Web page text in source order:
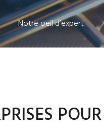
Notre oeil d’expert